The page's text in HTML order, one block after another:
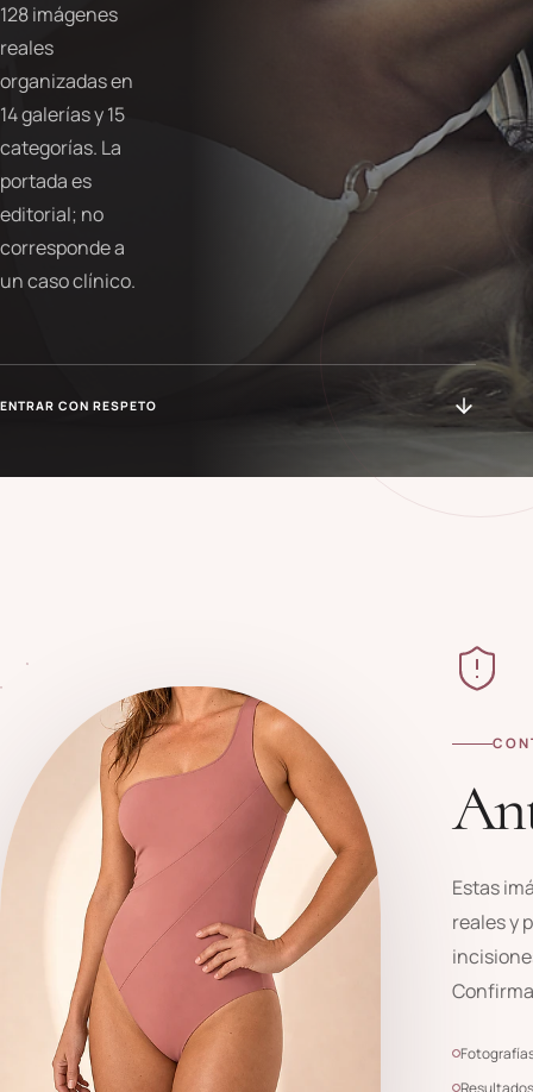
128 imágenes
reales
organizadas en
14 galerías y 15
categorías. La
portada es
editorial; no
corresponde a
un caso clínico.
ENTRAR CON RESPETO
Estas
reales y